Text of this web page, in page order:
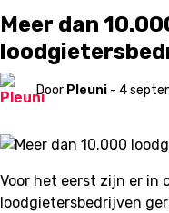
Meer dan
Door Pleuni - 4
Voor het eerst zijn er in
loodgietersbedrijven